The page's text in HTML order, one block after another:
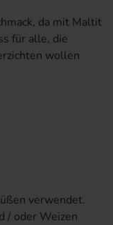
da mit Maltit
für alle, die
wollen
verwendet.
/ oder Weizen